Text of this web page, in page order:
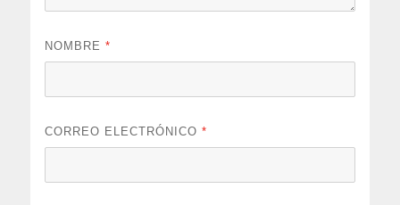
NOMBRE*
CORREO ELECTRÓNICO*